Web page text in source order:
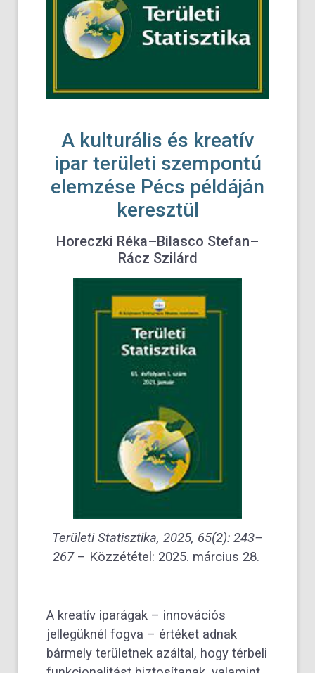
A kulturális és kreatív
ipar területi szempontú
elemzése Pécs példáján
keresztül
Horeczki Réka–Bilasco Stefan–
Rácz Szilárd
Területi Statisztika, 2025, 65(2): 243–
267– Közzététel: 2025. március 28.
A kreatív iparágak – innovációs
jellegüknél fogva – értéket adnak
bármely területnek azáltal, hogy térbeli